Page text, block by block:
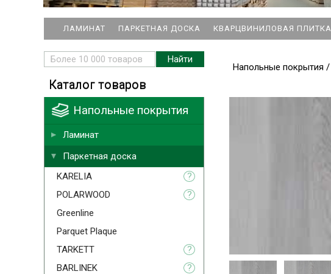
ЛАМИНАТ ПАРКЕТНАЯ ДОСКА КВАРЦВИНИЛОВАЯ ПЛИТКА
Напольные покрытия /
Каталог товаров
Напольные покрытия
Ламинат
Паркетная доска
KARELIA
?
POLARWOOD
?
Greenline
Parquet Plaque
TARKETT
?
BARLINEK
?